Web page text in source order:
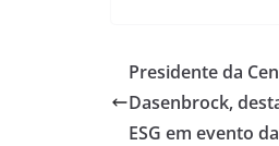
Presidente da
Dasenbrock,
ESG em evento